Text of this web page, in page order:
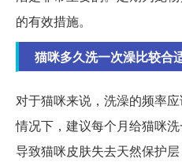
的有效措施。
猫咪多久洗一次澡比较合
对于猫咪来说，洗澡的频率
情况下，建议每个月给猫咪
导致猫咪皮肤失去天然保护